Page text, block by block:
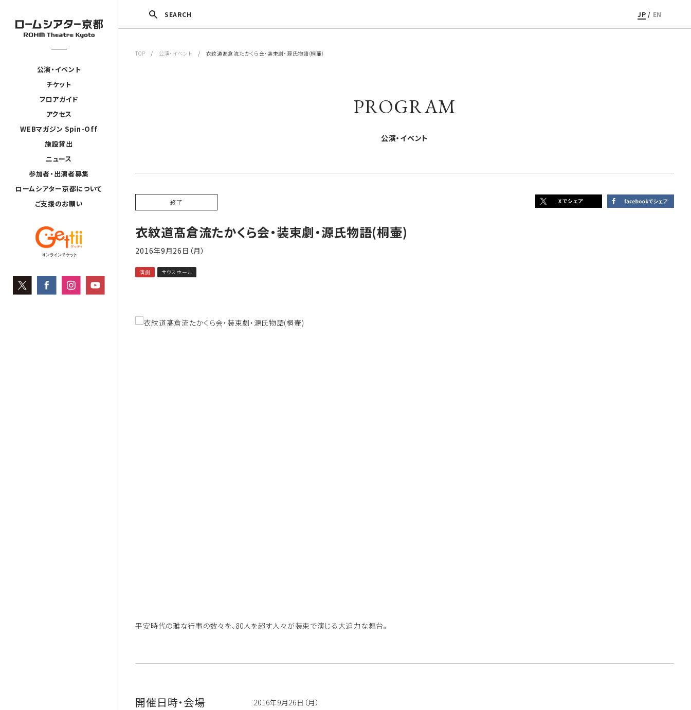
公演・イベント
チケット
フロアガイド
アクセス
WEBマガジン Spin-Off
施設貸出
ニュース
参加者・出演者募集
ロームシアター京都について
ご支援のお願い
SEARCH JP / EN
TOP / 公演・イベント / 衣紋道髙倉流たかくら会・装束劇・源氏物語(桐壷)
PROGRAM
公演・イベント
終了
衣紋道髙倉流たかくら会・装束劇・源氏物語(桐壷)
2016年9月26日（月）
演劇 サウスホール
平安時代の雅な行事の数々を、80人を超す人々が装束で演じる大迫力な舞台。
開催日時・会場
2016年9月26日（月）